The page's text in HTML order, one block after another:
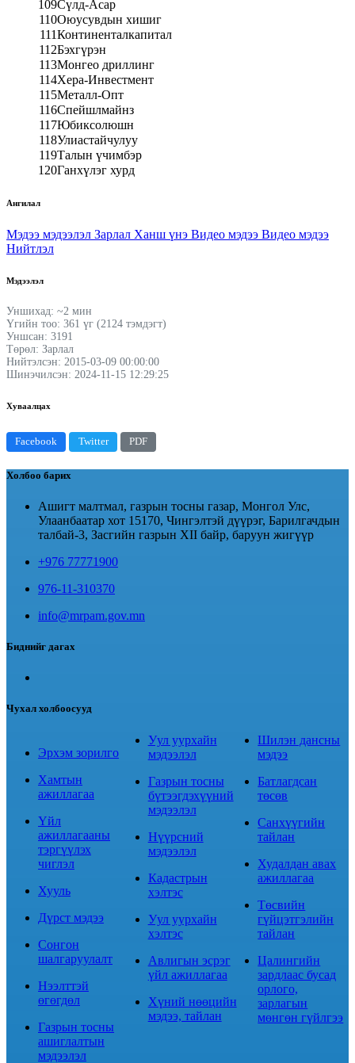
109Сүлд-Асар
110Оюусувдын хишиг
111Континенталкапитал
112Бэхгүрэн
113Монгео дриллинг
114Хера-Инвестмент
115Металл-Опт
116Спейшлмайнз
117Юбиксолюшн
118Улиастайчулуу
119Талын үчимбэр
120Ганхүлэг хурд
Ангилал
Мэдээ мэдээлэл Зарлал Ханш үнэ Видео мэдээ Видео мэдээ
Нийтлэл
Мэдээлэл
Уншихад: ~2 мин
Үгийн тоо: 361 үг (2124 тэмдэгт)
Уншсан: 3191
Төрөл: Зарлал
Нийтэлсэн: 2015-03-09 00:00:00
Шинэчилсэн: 2024-11-15 12:29:25
Хуваалцах
Facebook Twitter PDF
Холбоо барих
Ашигт малтмал, газрын тосны газар, Монгол Улс,
Улаанбаатар хот 15170, Чингэлтэй дүүрэг, Барилгачдын
талбай-3, Засгийн газрын XII байр, баруун жигүүр
+976 77771900
976-11-310370
info@mrpam.gov.mn
Биднийг дагах
Чухал холбоосууд
Эрхэм зорилго
Хамтын
ажиллагаа
Үйл
ажиллагааны
тэргүүлэх
чиглэл
Хууль
Дүрст мэдээ
Сонгон
шалгаруулалт
Нээлттэй
өгөгдөл
Газрын тосны
ашиглалтын
мэдээлэл
Уул уурхайн
мэдээлэл
Газрын тосны
бүтээгдэхүүний
мэдээлэл
Нүүрсний
мэдээлэл
Кадастрын
хэлтэс
Уул уурхайн
хэлтэс
Авлигын эсрэг
үйл ажиллагаа
Хүний нөөцийн
мэдээ, тайлан
Шилэн дансны
мэдээ
Батлагдсан
төсөв
Санхүүгийн
тайлан
Худалдан авах
ажиллагаа
Төсвийн
гүйцэтгэлийн
тайлан
Цалингийн
зардлаас бусад
орлого,
зарлагын
мөнгөн гүйлгээ